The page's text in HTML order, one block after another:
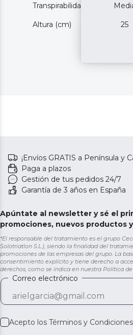
Transpirabilidad
Altura (cm) 25
¡Envíos GRATIS a Península y
Paga a plazos
Gestión de tus pedidos 24/7
Garantía de 3 años en España
Apúntate al newsletter y sé el
promociones, nuevos productos
*El responsable del tratamiento es el grupo
Solotriatlon S.L.), siendo la finalidad del
promociones de las empresas del grupo. La
consentimiento explícito y tiene derecho a
derechos, como se indica en nuestra Política
Correo electrónico
Acepto los Términos y Condiciones